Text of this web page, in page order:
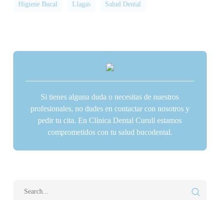
Higiene Bucal Llagas Salud Dental
Si tienes alguna duda o necesitas de nuestros
profesionales, no dudes en contactar con nosotros y
pedir tu cita. En Clínica Dental Curull estamos
comprometidos con tu salud bucodental.